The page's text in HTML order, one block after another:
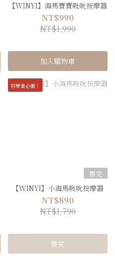
【WINYI】海馬寶寶吸吮按摩器
NT$990
NT$1,990
加入購物車
初學者必備！
售完
【WINYI】小海馬吸吮按摩器
NT$890
NT$1,790
售完